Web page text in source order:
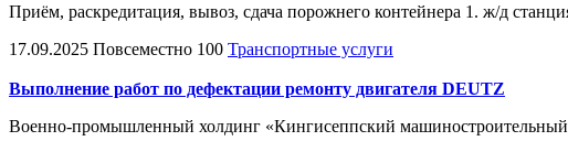
Приём, раскредитация, вывоз, сдача порожнего контейнера 1. ж/д
17.09.2025 Повсеместно 100 Транспортные услуги
Выполнение работ по дефектации ремонту двигателя DEUTZ
Военно-промышленный холдинг «Кингисеппский машиностроительный